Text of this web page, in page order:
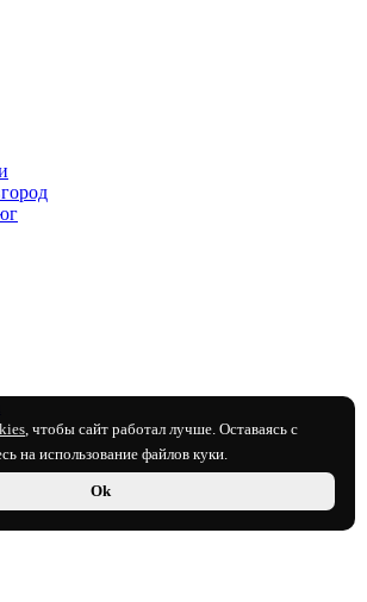
, чтобы сайт работал лучше. Оставаясь с
на использование файлов куки.
Ok